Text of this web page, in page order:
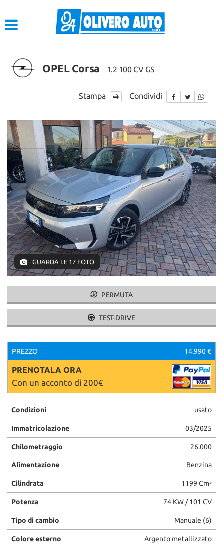
ACQUISTIAMO USATO
CONTATTI
OPEL Corsa 1.2 100 CV GS
Stampa Condividi
GUARDA LE 17 FOTO
PERMUTA
TEST-DRIVE
PREZZO 14.990 €
PRENOTALA ORA
Con un acconto di 200€
Condizioni usato
Immatricolazione 03/2025
Chilometraggio 26.000
Alimentazione Benzina
Cilindrata 1199 Cm³
Potenza 74 KW / 101 CV
Tipo di cambio Manuale (6)
Colore esterno Argento metallizzato